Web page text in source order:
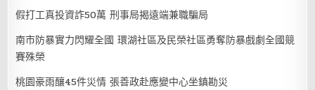
假打工真投資詐50萬 刑事局揭遠端兼職騙局
南市防暴實力閃耀全國 環湖社區及民榮社區勇奪防暴戲劇全國競
賽殊榮
桃園豪雨釀45件災情 張善政赴應變中心坐鎮勘災